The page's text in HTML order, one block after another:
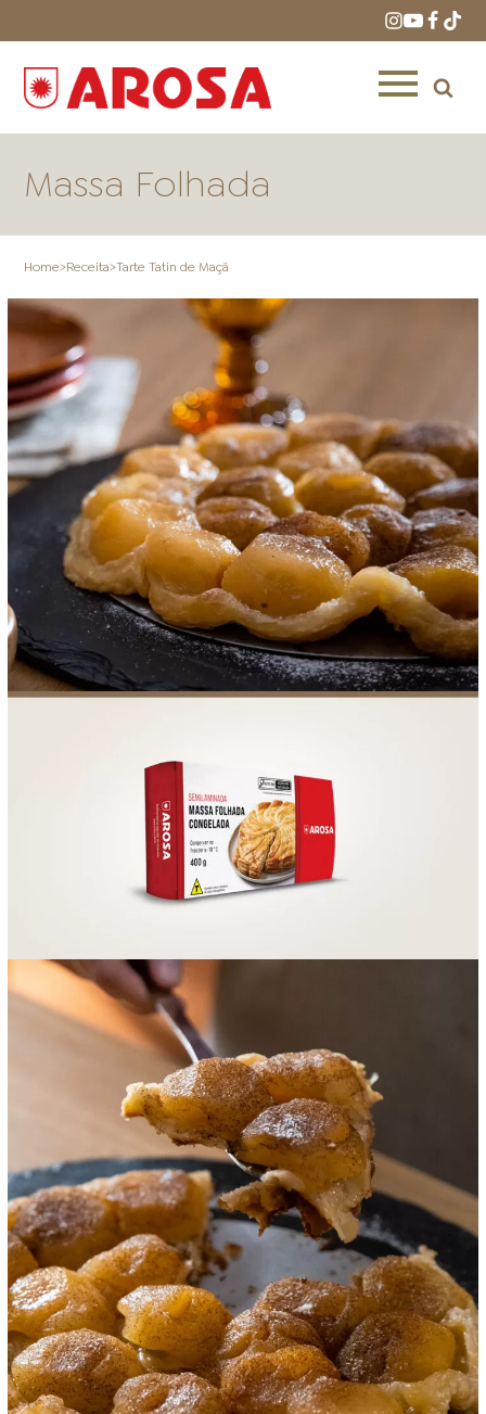
ONDE COMPRAR LOJAS AROSA
DISTRIBUIDORES E
REPRESENTANTES
FOOD SERVICE EMPRESA AGENDA DE CURSOS
ACESSO PARA PARCEIROS
Massa Folhada
Home>Receita>Tarte Tatin de Maçã